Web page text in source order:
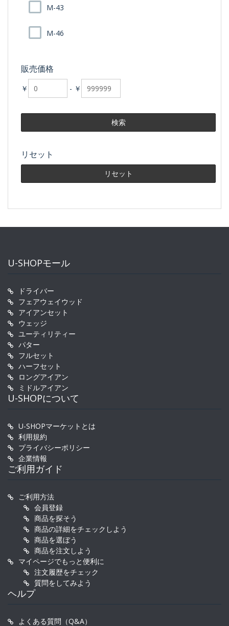
M-43
M-46
販売価格
￥ - ￥
リセット
U-SHOPモール
ドライバー
フェアウェイウッド
アイアンセット
ウェッジ
ユーティリティー
パター
フルセット
ハーフセット
ロングアイアン
ミドルアイアン
U-SHOPについて
U-SHOPマーケットとは
利用規約
プライバシーポリシー
企業情報
ご利用ガイド
ご利用方法
会員登録
商品を探そう
商品の詳細をチェックしよう
商品を選ぼう
商品を注文しよう
マイページでもっと便利に
注文履歴をチェック
質問をしてみよう
ヘルプ
よくある質問（Q&A）